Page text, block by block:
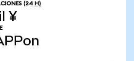
(24 H)
¥